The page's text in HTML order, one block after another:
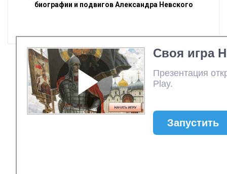
биографии и подвигов Александра Невского